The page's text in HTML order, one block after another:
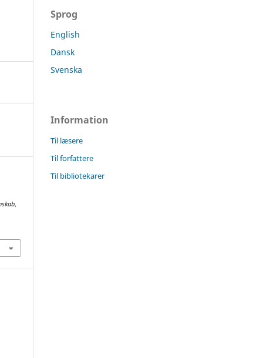
,
Sprog
English
Dansk
Svenska
Information
Til læsere
Til forfattere
Til bibliotekarer